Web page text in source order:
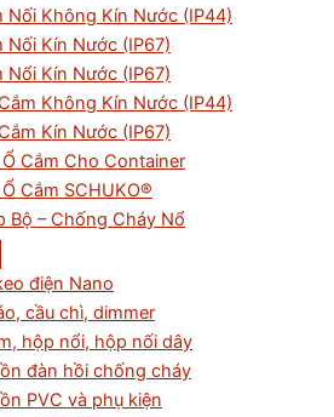
Nối Không Kín Nước (IP44)
Nối Kín Nước (IP67)
Nổi Kín Nước (IP67)
Không Kín Nước (IP44)
Kín Nước (IP67)
Cắm Cho Container
Cắm SCHUKO®
Bộ – Chống Cháy Nổ
điện Nano
cầu chì, dimmer
hộp nổi, hộp nối dây
đàn hồi chống cháy
PVC và phụ kiện